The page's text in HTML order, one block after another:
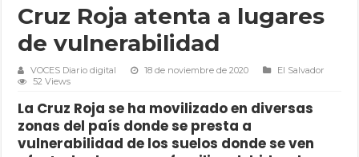
Cruz Roja atenta a lugares
de vulnerabilidad
VOCES Diario digital 18 de noviembre de 2020
El Salvador
52 Views
La Cruz Roja se ha movilizado en diversas
zonas del país donde se presta a
vulnerabilidad de los suelos donde se ven